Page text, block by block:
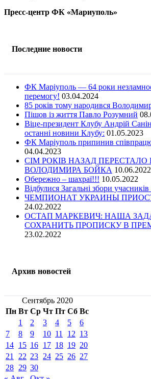
Пресс-центр ФК «Мариуполь»
Последние новости
ФК Маріуполь — 64 роки
перемогу! 03.04.2024
85 років тому народився
Пішов із життя Павло Розумний
Віце-президент Клубу Андрій
останні новини Клубу: 01.05.2023
ФК Маріуполь припинив
04.04.2023
СІМ РОКІВ НАЗАД ПЕРЕСТАЛО
ВОЛОДИМИРА БОЙКА 10.06.2022
Обережно – шахраї!!! 10.05.2022
Відбулися Загальні збори
ЧЕМПИОНАТ УКРАИНЫ
24.02.2022
ОСТАП МАРКЕВИЧ: НАША
СОХРАНИТЬ ПРОПИСКУ В
23.02.2022
Архив новостей
Сентябрь 2020
Пн Вт Ср Чт Пт Сб Вс
1
2 3 4 5
6
7
8 9 10 11 12 13
14 15 16 17 18 19 20
21
22 23 24 25 26 27
28 29 30